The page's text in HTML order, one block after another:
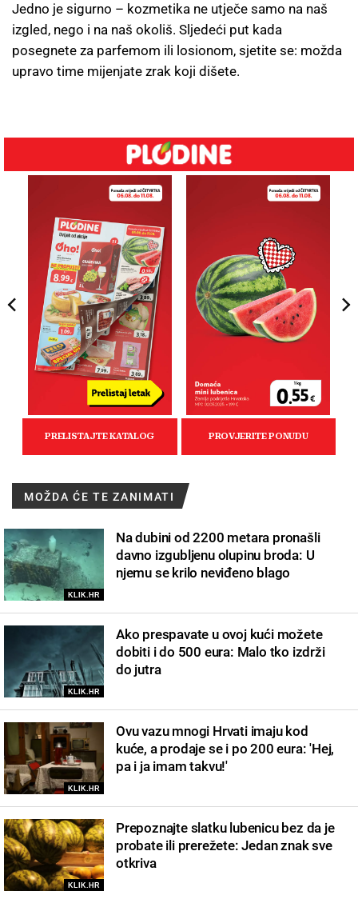
Jedno je sigurno – kozmetika ne utječe samo na naš
izgled, nego i na naš okoliš. Sljedeći put kada
posegnete za parfemom ili losionom, sjetite se: možda
upravo time mijenjate zrak koji dišete.
MOŽDA ĆE TE ZANIMATI
KLIK.HR
Na dubini od 2200 metara pronašli
davno izgubljenu olupinu broda: U
njemu se krilo neviđeno blago
KLIK.HR
Ako prespavate u ovoj kući možete
dobiti i do 500 eura: Malo tko izdrži
do jutra
KLIK.HR
Ovu vazu mnogi Hrvati imaju kod
kuće, a prodaje se i po 200 eura: 'Hej,
pa i ja imam takvu!'
KLIK.HR
Prepoznajte slatku lubenicu bez da je
probate ili prerežete: Jedan znak sve
otkriva